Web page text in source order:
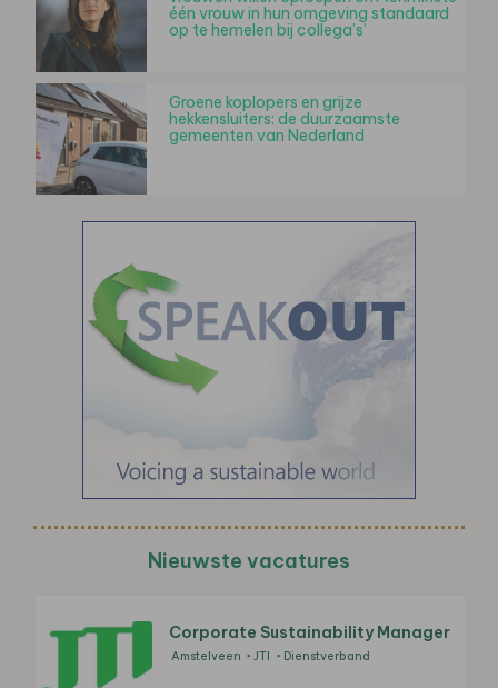
één vrouw in hun omgeving standaard
op te hemelen bij collega’s’
Groene koplopers en grijze
hekkensluiters: de duurzaamste
gemeenten van Nederland
Nieuwste vacatures
Corporate Sustainability Manager
Amstelveen JTI Dienstverband